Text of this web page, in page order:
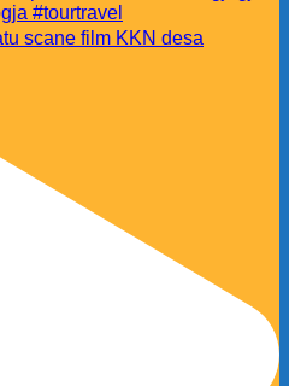
scane film KKN desa